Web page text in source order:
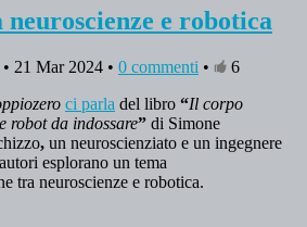
e robotica
21 Mar 2024 • 0 commenti •
6
ci parla del libro “Il corpo
robot da indossare” di Simone
, un neuroscienziato e un ingegnere
esplorano un tema
tra neuroscienze e robotica.